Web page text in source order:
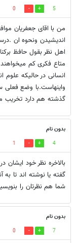
5
0
من با اقاى جعفريان
انديشيدن ونحوه ان
اهل نظر بقول حافظ
متاع فكرى كم
انسانى در حاليكه علوم
واينهاست.با وضع
گذشته هم دارد تخريب
بدون نام
4
1
بالاخره نظر خود ایشان
گفته یا نوشته اند تا به
شما هم نظرتان را
بدون نام
7
0